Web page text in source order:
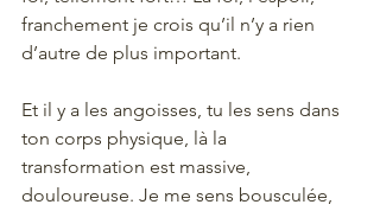
franchement je crois qu’il n’y a rien
d’autre de plus important.
Et il y a les angoisses, tu les sens dans
ton corps physique, là la
transformation est massive,
douloureuse. Je me sens bousculée,